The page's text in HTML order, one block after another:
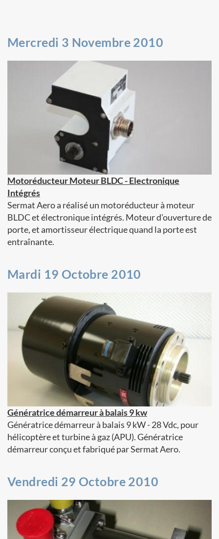
Mercredi 3 Novembre 2010
Motoréducteur Moteur BLDC - Electronique
Intégrés
Sermat Aero a réalisé un motoréducteur à moteur
BLDC et électronique intégrés. Moteur d’ouverture de
porte, et amortisseur électrique quand la porte est
entraînante.
Mardi 19 Octobre 2010
Génératrice démarreur à balais 9 kw
Génératrice démarreur à balais 9 kW - 28 Vdc, pour
hélicoptère et turbine à gaz (APU). Génératrice
démarreur conçu et fabriqué par Sermat Aero.
Vendredi 29 Octobre 2010